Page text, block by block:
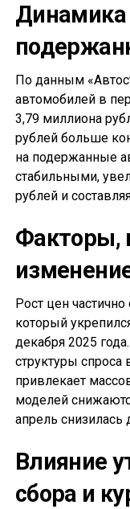
Динамика
По данным
автомобилей в
3,79 миллиона
рублей больше
на подержанные
стабильными,
рублей и
Факторы,
Рост цен
который
декабря 2025
структуры спроса
привлекает
моделей
апрель снизилась
Влияние
сбора и